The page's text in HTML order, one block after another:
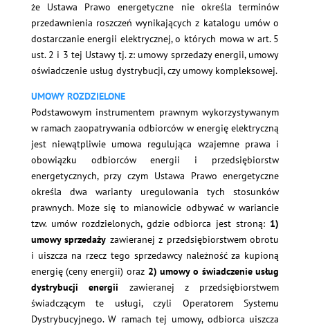
że Ustawa Prawo energetyczne nie określa terminów
przedawnienia roszczeń wynikających z katalogu umów o
dostarczanie energii elektrycznej, o których mowa w art. 5
ust. 2 i 3 tej Ustawy tj. z: umowy sprzedaży energii, umowy
oświadczenie usług dystrybucji, czy umowy kompleksowej.
UMOWY ROZDZIELONE
Podstawowym instrumentem prawnym wykorzystywanym
w ramach zaopatrywania odbiorców w energię elektryczną
jest niewątpliwie umowa regulująca wzajemne prawa i
obowiązku odbiorców energii i przedsiębiorstw
energetycznych, przy czym Ustawa Prawo energetyczne
określa dwa warianty uregulowania tych stosunków
prawnych. Może się to mianowicie odbywać w wariancie
tzw. umów rozdzielonych, gdzie odbiorca jest stroną: 1)
umowy sprzedaży zawieranej z przedsiębiorstwem obrotu
i uiszcza na rzecz tego sprzedawcy należność za kupioną
energię (ceny energii) oraz 2) umowy o świadczenie usług
dystrybucji energii zawieranej z przedsiębiorstwem
świadczącym te usługi, czyli Operatorem Systemu
Dystrybucyjnego. W ramach tej umowy, odbiorca uiszcza